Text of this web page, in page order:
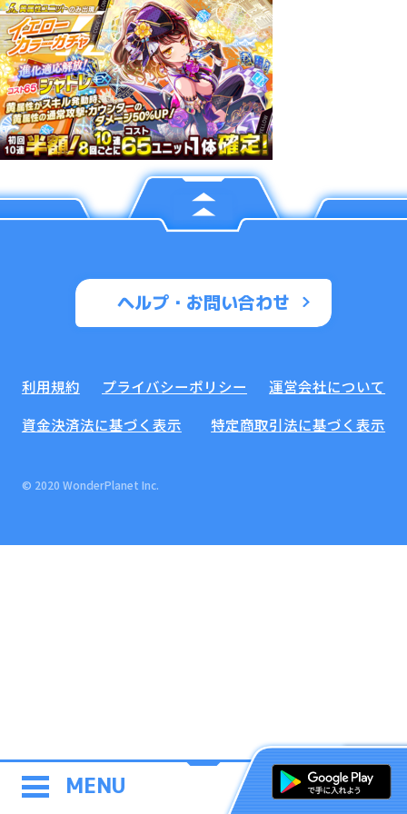
MENU
ヘルプ・お問い合わせ
利用規約 プライバシーポリシー
運営会社について
資金決済法に基づく表示
特定商取引法に基づく表示
© 2020 WonderPlanet Inc.